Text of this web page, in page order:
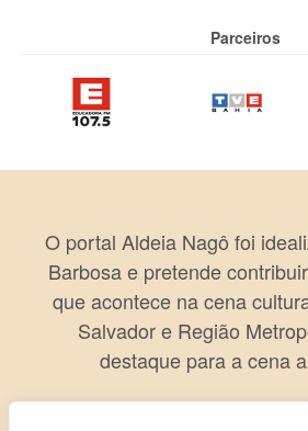
Parceiros
O portal Aldeia Nagô foi
Barbosa e pretende
que acontece na cena
Salvador e Região
destaque para a cena